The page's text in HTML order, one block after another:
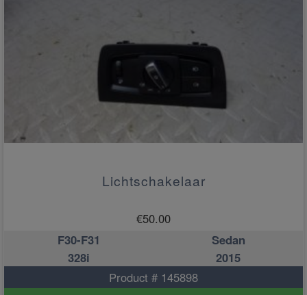
Lichtschakelaar
€50.00
F30-F31
Sedan
328i
2015
Product # 145898